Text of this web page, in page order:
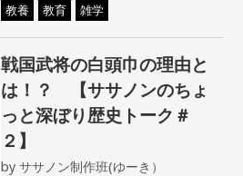
教養 教育 雑学
戦国武将の白頭巾の理由と
は！？ 【ササノンのちょ
っと深ぼり歴史トーク＃
２】
byササノン制作班(ゆーき）